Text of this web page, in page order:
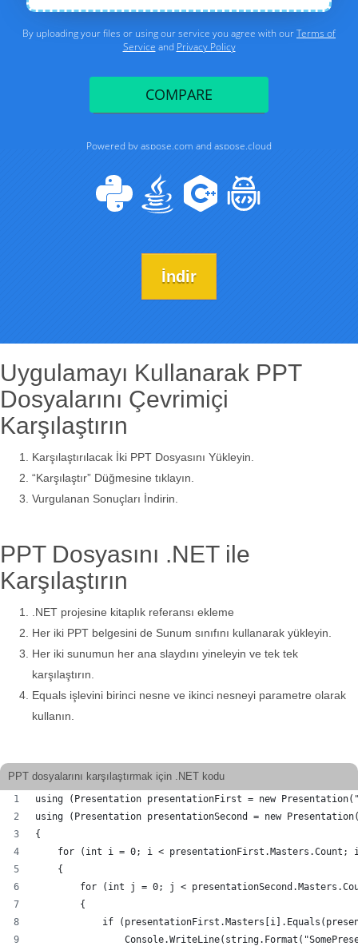
İndir
Uygulamayı Kullanarak PPT
Dosyalarını Çevrimiçi
Karşılaştırın
Karşılaştırılacak İki PPT Dosyasını Yükleyin.
“Karşılaştır” Düğmesine tıklayın.
Vurgulanan Sonuçları İndirin.
PPT Dosyasını .NET ile
Karşılaştırın
.NET projesine kitaplık referansı ekleme
Her iki PPT belgesini de Sunum sınıfını kullanarak yükleyin.
Her iki sunumun her ana slaydını yineleyin ve tek tek
karşılaştırın.
Equals işlevini birinci nesne ve ikinci nesneyi parametre olarak
kullanın.
PPT dosyalarını karşılaştırmak için .NET kodu
using (Presentation presentationFirst = new
using (Presentation presentationSecond = new
{
for (int i = 0; i < presentationFirst.Masters.Count;
    {
for (int j = 0; j <
        {
if